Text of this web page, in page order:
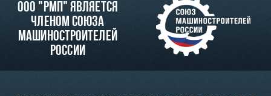
ООО "РМП" является
членом союза
машиностроителей
России